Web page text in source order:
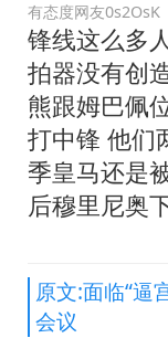
有态度网友0s2OsK
锋线这么多
拍器没有创
熊跟姆巴佩
打中锋 他们
季皇马还是
后穆里尼奥
原文:面临“逼
会议